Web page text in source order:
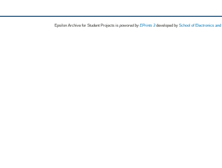
Epsilon Archive for Student Projects is powored byEPrints 3 developed by School of Electronics